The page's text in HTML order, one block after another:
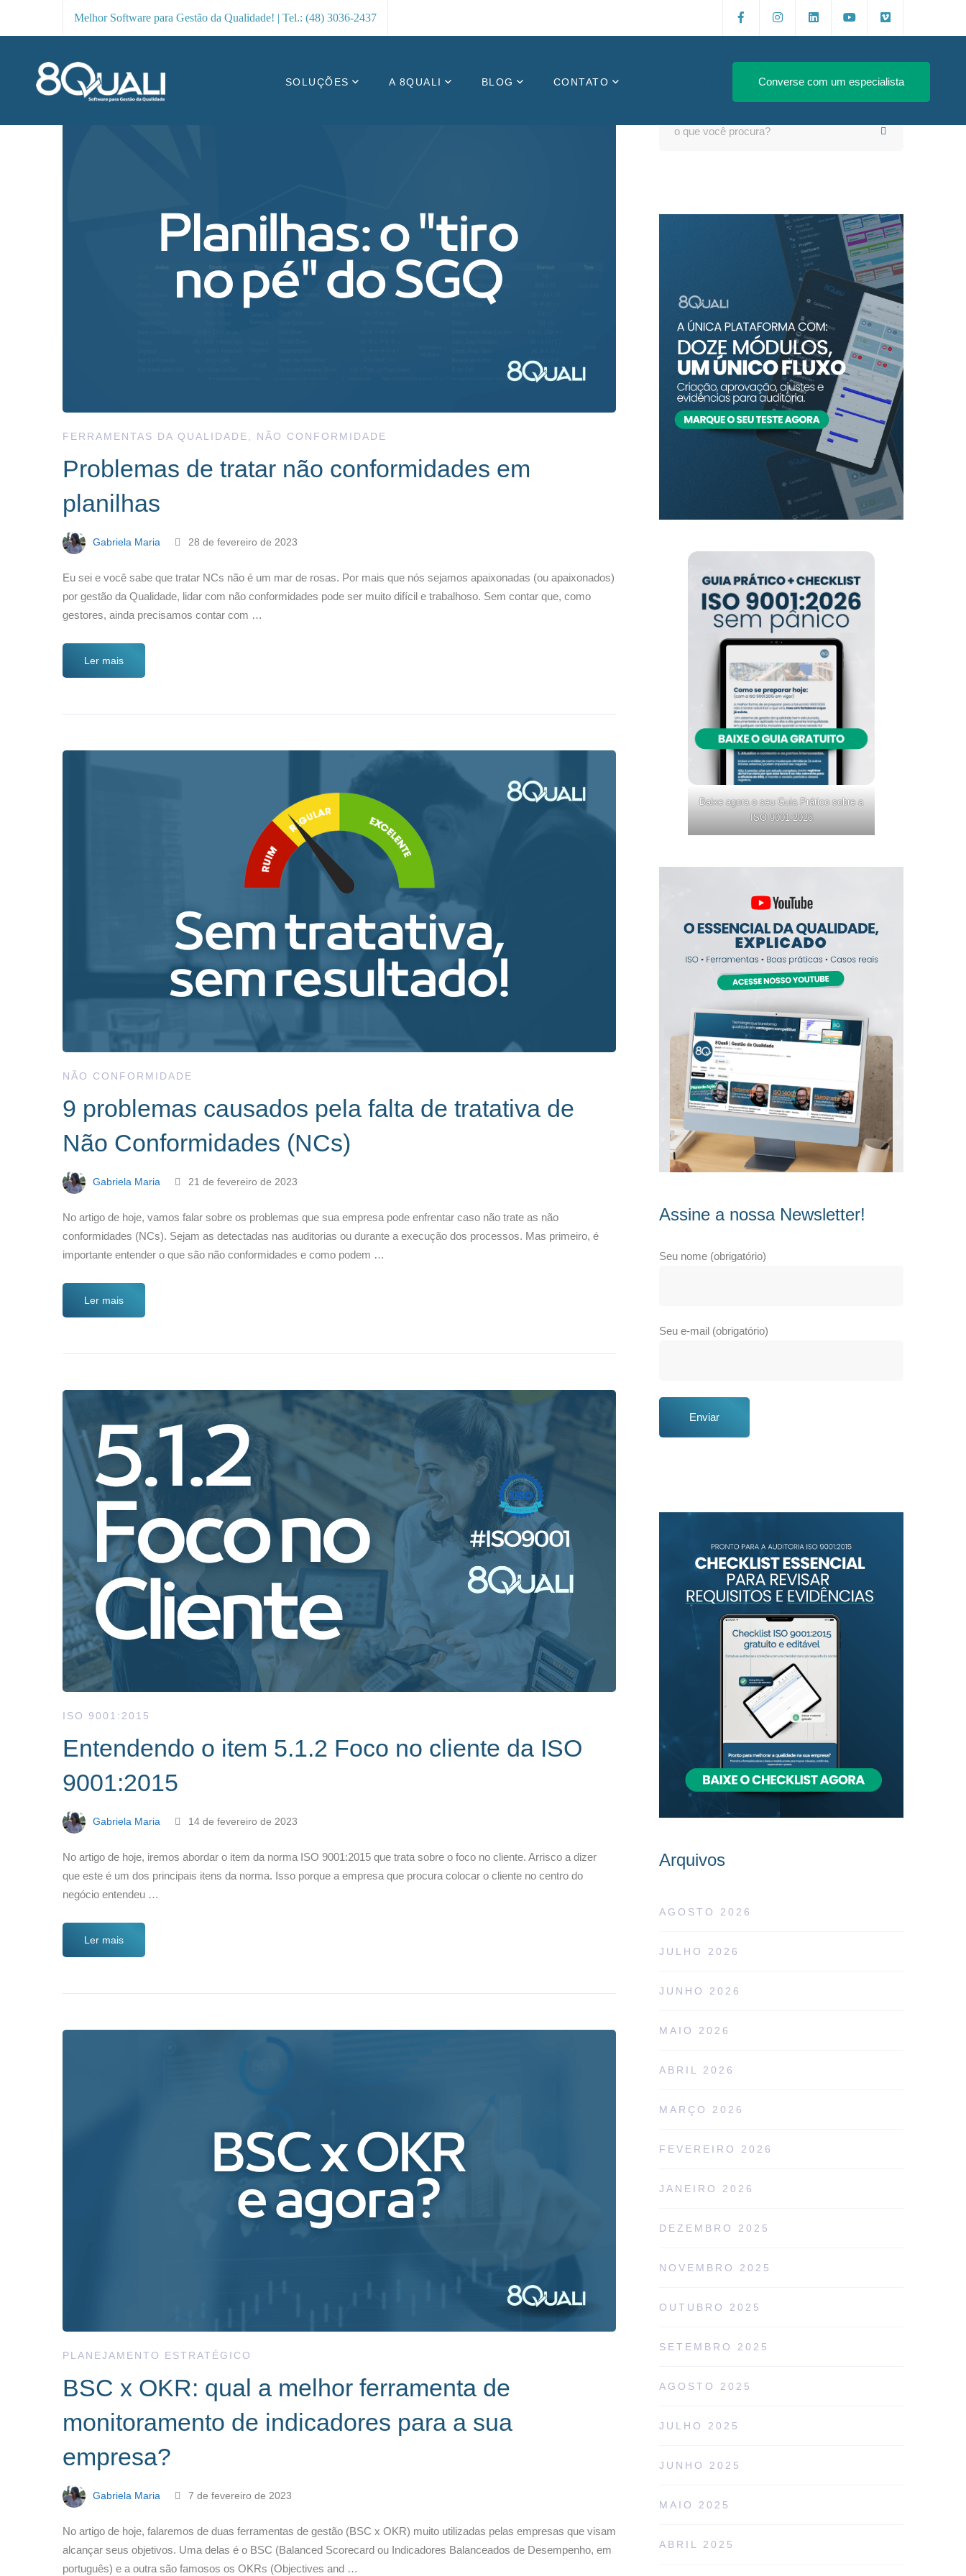
Melhor Software para Gestão da Qualidade! | Tel.: (48) 3036-2437
SOLUÇÕES A 8QUALI BLOG CONTATO Converse com um especialista
FERRAMENTAS DA QUALIDADE NÃO CONFORMIDADE
Problemas de tratar não conformidades em
planilhas
Gabriela Maria 28 de fevereiro de 2023
Eu sei e você sabe que tratar NCs não é um mar de rosas. Por mais que nós sejamos apaixonadas (ou apaixonados)
por gestão da Qualidade, lidar com não conformidades pode ser muito difícil e trabalhoso. Sem contar que, como
gestores, ainda precisamos contar com …
Ler mais
NÃO CONFORMIDADE
9 problemas causados pela falta de tratativa de
Não Conformidades (NCs)
Gabriela Maria 21 de fevereiro de 2023
No artigo de hoje, vamos falar sobre os problemas que sua empresa pode enfrentar caso não trate as não
conformidades (NCs). Sejam as detectadas nas auditorias ou durante a execução dos processos. Mas primeiro, é
importante entender o que são não conformidades e como podem …
Ler mais
ISO 9001:2015
Entendendo o item 5.1.2 Foco no cliente da ISO
9001:2015
Gabriela Maria 14 de fevereiro de 2023
No artigo de hoje, iremos abordar o item da norma ISO 9001:2015 que trata sobre o foco no cliente. Arrisco a dizer
que este é um dos principais itens da norma. Isso porque a empresa que procura colocar o cliente no centro do
negócio entendeu …
Ler mais
PLANEJAMENTO ESTRATÉGICO
BSC x OKR: qual a melhor ferramenta de
monitoramento de indicadores para a sua
empresa?
Gabriela Maria 7 de fevereiro de 2023
No artigo de hoje, falaremos de duas ferramentas de gestão (BSC x OKR) muito utilizadas pelas empresas que visam
alcançar seus objetivos. Uma delas é o BSC (Balanced Scorecard ou Indicadores Balanceados de Desempenho, em
português) e a outra são famosos os OKRs (Objectives and …
Baixe agora o seu Guia Prático sobre a
ISO 9001:2026
Assine a nossa Newsletter!
Seu nome (obrigatório)
Seu e-mail (obrigatório)
Arquivos
AGOSTO 2026
JULHO 2026
JUNHO 2026
MAIO 2026
ABRIL 2026
MARÇO 2026
FEVEREIRO 2026
JANEIRO 2026
DEZEMBRO 2025
NOVEMBRO 2025
OUTUBRO 2025
SETEMBRO 2025
AGOSTO 2025
JULHO 2025
JUNHO 2025
MAIO 2025
ABRIL 2025